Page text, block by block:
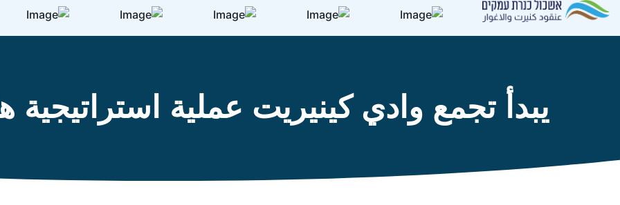
يبدأ تجمع وادي كينيريت عملية استراتيجية